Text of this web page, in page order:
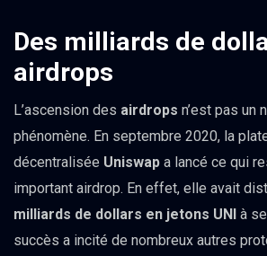
Des milliards de
airdrops
L’ascension des airdrops n’est pas un
phénomène. En septembre 2020, la
décentralisée Uniswap a lancé ce qui
important airdrop. En effet, elle avait
milliards de dollars en jetons UNI à
succès a incité de nombreux autres